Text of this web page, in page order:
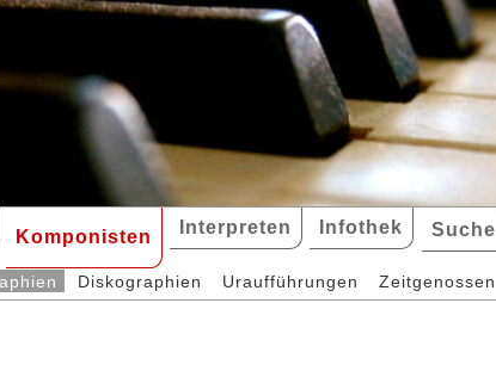
Komponisten Interpreten Infothek Suche
Diskographien Uraufführungen Zeitgenossen